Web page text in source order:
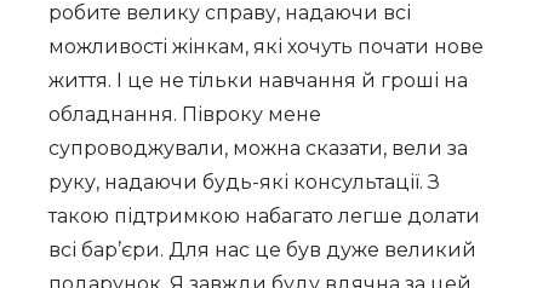
робите велику справу, надаючи всі
можливості жінкам, які хочуть почати нове
життя. І це не тільки навчання й гроші на
обладнання. Півроку мене
супроводжували, можна сказати, вели за
руку, надаючи будь-які консультації. З
такою підтримкою набагато легше долати
всі бар’єри. Для нас це був дуже великий